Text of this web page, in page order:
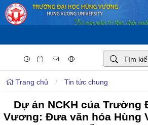
Trang chủ / Tin tức chung
Dự án NCKH của Trường
Vương: Đưa văn hóa Hùng